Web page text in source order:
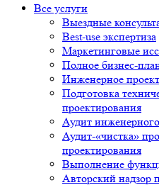
Все услуги
Выездные
Best-use экспертиза
Маркетинговые
Полное бизнес-
Инженерное
Подготовка
проектирования
Аудит
Аудит-«чистка»
проектирования
Выполнение
Авторский надзор